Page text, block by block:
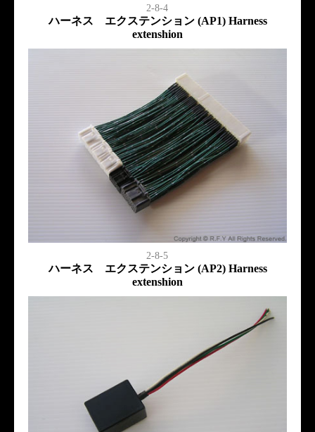
2-8-4
ハーネス エクステンション (AP1) Harness
extenshion
2-8-5
ハーネス エクステンション (AP2) Harness
extenshion